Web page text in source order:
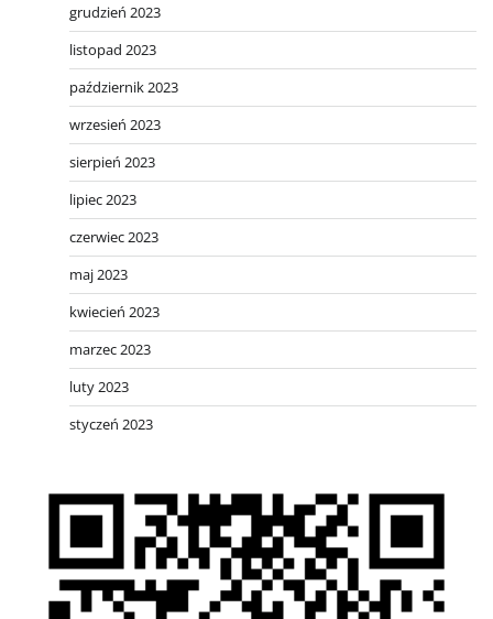
grudzień 2023
listopad 2023
październik 2023
wrzesień 2023
sierpień 2023
lipiec 2023
czerwiec 2023
maj 2023
kwiecień 2023
marzec 2023
luty 2023
styczeń 2023